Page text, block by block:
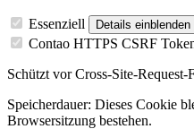
Essenziell Details einblenden
Contao HTTPS CSRF
Schützt vor Cross-Site-
Speicherdauer: Dieses Cookie
Browsersitzung bestehen.